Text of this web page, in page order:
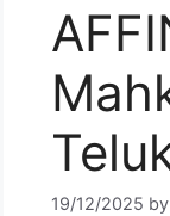
19/12/2025 by